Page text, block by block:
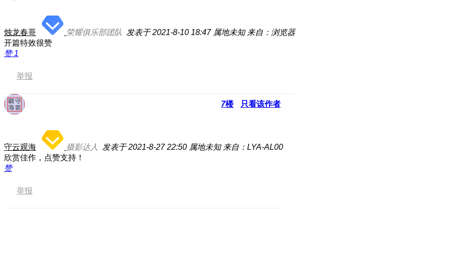
烛龙春哥 荣耀俱乐部团队 发表于 2021-8-10 18:47 属地未知 来自：浏览器
开篇特效很赞
赞1
举报
7楼 只看该作者
守云观海 摄影达人 发表于 2021-8-27 22:50 属地未知 来自：LYA-AL00
欣赏佳作，点赞支持！
赞
举报